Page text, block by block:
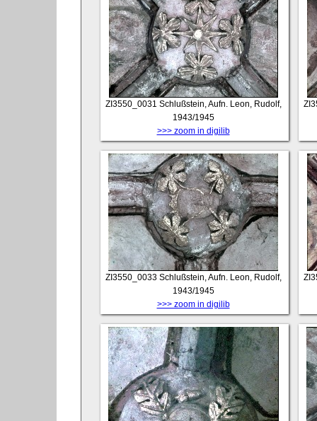
ZI3550_0031 Schlußstein, Aufn. Leon, Rudolf,
1943/1945
>>> zoom in digilib
ZI3550_0033 Schlußstein, Aufn. Leon, Rudolf,
1943/1945
>>> zoom in digilib